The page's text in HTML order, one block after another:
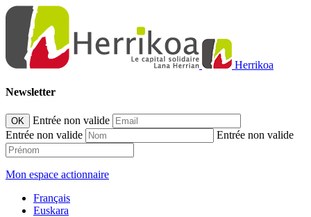
Herrikoa
Newsletter
OK
Entrée non valide
Entrée non valide
Entrée non valide
Mon espace actionnaire
Français
Euskara